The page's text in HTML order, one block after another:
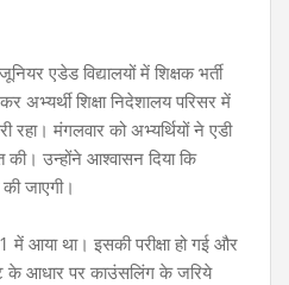
एडेड विद्यालयों में शिक्षक भर्ती
अभ्यर्थी शिक्षा निदेशालय परिसर में
रहा। मंगलवार को अभ्यर्थियों ने एडी
की। उन्होंने आश्वासन दिया कि
जाएगी।
में आया था। इसकी परीक्षा हो गई और
के आधार पर काउंसलिंग के जरिये